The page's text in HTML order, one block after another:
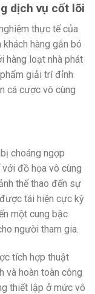
dịch vụ cốt lõi
thực tế của
hàng gắn bó
hàng loạt nhà phát
giải trí đỉnh
cá cược vô cùng
choáng ngợp
đồ họa vô cùng
thể thao đến sự
tái hiện cực kỳ
một cung bậc
người tham gia.
tích hợp thuật
và hoàn toàn công
thiết lập ở mức vô